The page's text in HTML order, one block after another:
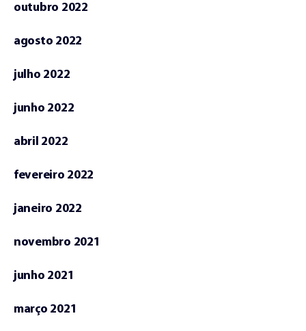
outubro 2022
agosto 2022
julho 2022
junho 2022
abril 2022
fevereiro 2022
janeiro 2022
novembro 2021
junho 2021
março 2021